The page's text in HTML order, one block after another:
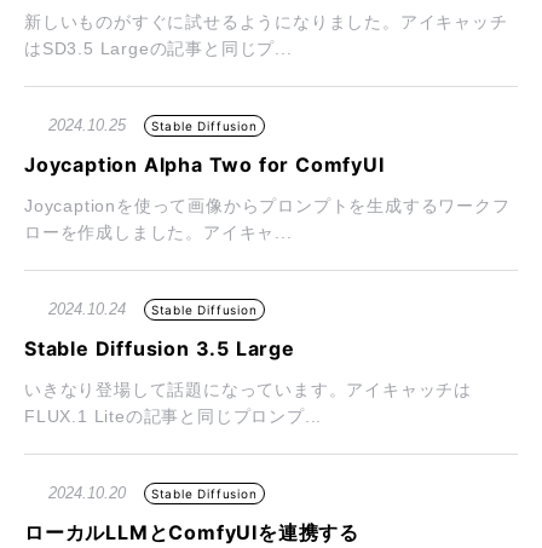
新しいものがすぐに試せるようになりました。アイキャッチ
はSD3.5 Largeの記事と同じプ...
2024.10.25 Stable Diffusion
Joycaption Alpha Two for ComfyUI
Joycaptionを使って画像からプロンプトを生成するワークフ
ローを作成しました。アイキャ...
2024.10.24 Stable Diffusion
Stable Diffusion 3.5 Large
いきなり登場して話題になっています。アイキャッチは
FLUX.1 Liteの記事と同じプロンプ...
2024.10.20 Stable Diffusion
ローカルLLMとComfyUIを連携する